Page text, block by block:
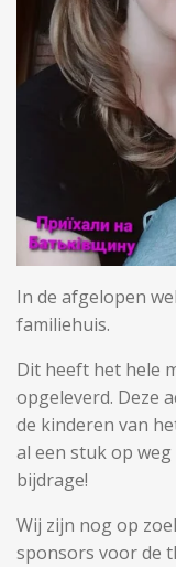
In de afgelopen
familiehuis.
Dit heeft het hele
opgeleverd. Deze
de kinderen van
al een stuk op
bijdrage!
Wij zijn nog op
sponsors voor de